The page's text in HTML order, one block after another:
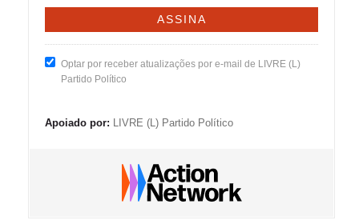
Optar por receber atualizações por e-mail de LIVRE (L)
Partido Político
Apoiado por: LIVRE (L) Partido Político